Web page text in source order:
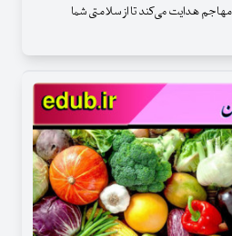
هدایت می‌کند تا از سلامتی شما